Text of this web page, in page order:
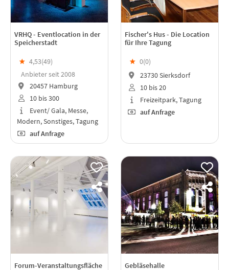
VRHQ - Eventlocation in der
Speicherstadt
★ 4,53(49)
Anbieter seit 2008
20457 Hamburg
10 bis 300
Event/ Gala, Messe,
Modern, Sonstiges, Tagung
auf Anfrage
Fischer's Hus - Die Location
für Ihre Tagung
★ 0(0)
23730 Sierksdorf
10 bis 20
Freizeitpark, Tagung
auf Anfrage
Forum-Veranstaltungsfläche Gebläsehalle